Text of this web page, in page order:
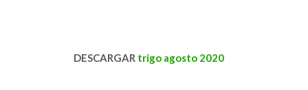
DESCARGAR trigo agosto 2020